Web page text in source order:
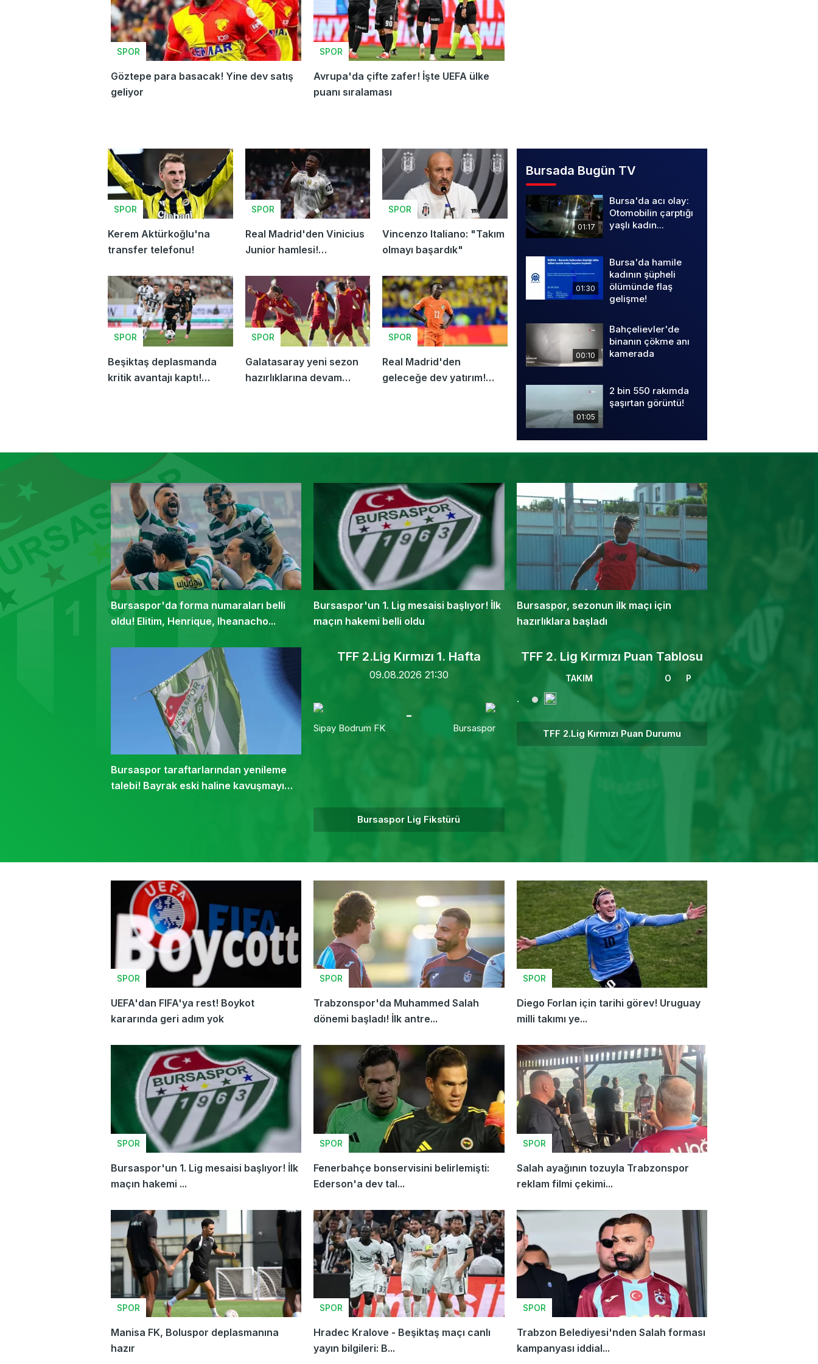
SPOR
Göztepe para basacak! Yine dev satış
geliyor
SPOR
Avrupa'da çifte zafer! İşte UEFA ülke
puanı sıralaması
SPOR
Kerem Aktürkoğlu'na
transfer telefonu!
SPOR
Real Madrid'den Vinicius
Junior hamlesi!
SPOR
Vincenzo Italiano: "Takım
olmayı başardık"
SPOR
Beşiktaş deplasmanda
kritik avantajı kaptı!
SPOR
Galatasaray yeni sezon
hazırlıklarına devam
SPOR
Real Madrid'den
geleceğe dev yatırım!
Bursada Bugün TV
01:17
Bursa'da acı olay:
Otomobilin çarptığı
yaşlı kadın...
01:30
Bursa'da hamile
kadının şüpheli
ölümünde flaş
gelişme!
00:10
Bahçelievler'de
binanın çökme anı
kamerada
01:05
2 bin 550 rakımda
şaşırtan görüntü!
Bursaspor'da forma numaraları belli
oldu! Elitim, Henrique, Iheanacho...
Bursaspor'un 1. Lig mesaisi başlıyor! İlk
maçın hakemi belli oldu
Bursaspor, sezonun ilk maçı için
hazırlıklara başladı
Bursaspor taraftarlarından yenileme
talebi! Bayrak eski haline kavuşmayı
TFF 2.Lig Kırmızı 1. Hafta
09.08.2026 21:30
Sipay Bodrum FK
-
Bursaspor
Bursaspor Lig Fikstürü
TFF 2. Lig Kırmızı Puan Tablosu
TAKIM O P
.
TFF 2.Lig Kırmızı Puan Durumu
SPOR
UEFA'dan FIFA'ya rest! Boykot
kararında geri adım yok
SPOR
Trabzonspor'da Muhammed Salah
dönemi başladı! İlk antre...
SPOR
Diego Forlan için tarihi görev! Uruguay
milli takımı ye...
SPOR
Bursaspor'un 1. Lig mesaisi başlıyor! İlk
maçın hakemi ...
SPOR
Fenerbahçe bonservisini belirlemişti:
Ederson'a dev tal...
SPOR
Salah ayağının tozuyla Trabzonspor
reklam filmi çekimi...
SPOR
Manisa FK, Boluspor deplasmanına
hazır
SPOR
Hradec Kralove - Beşiktaş maçı canlı
yayın bilgileri: B...
SPOR
Trabzon Belediyesi'nden Salah forması
kampanyası iddial...